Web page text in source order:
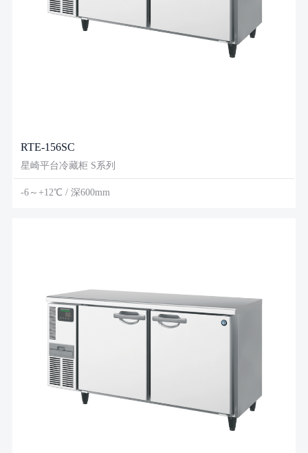
RTE-156SC
星崎平台冷藏柜 S系列
-6～+12℃ / 深600mm